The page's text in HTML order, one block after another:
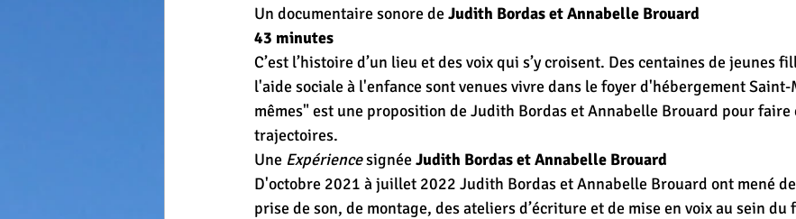
Un documentaire sonore de Judith Bordas et Annabelle Brouard
43 minutes
C’est l’histoire d’un lieu et des voix qui s’y croisent. Des centaines de jeunes
l'aide sociale à l'enfance sont venues vivre dans le foyer d'hébergement
mêmes" est une proposition de Judith Bordas et Annabelle Brouard pour faire
trajectoires.
Une Expérience signée Judith Bordas et Annabelle Brouard
D'octobre 2021 à juillet 2022 Judith Bordas et Annabelle Brouard ont mené
prise de son, de montage, des ateliers d’écriture et de mise en voix au sein